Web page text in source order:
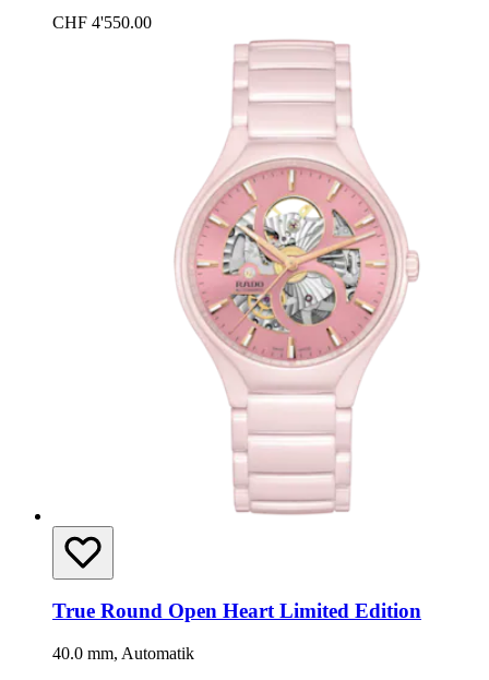
CHF 4'550.00
True Round Open Heart Limited Edition
40.0 mm, Automatik